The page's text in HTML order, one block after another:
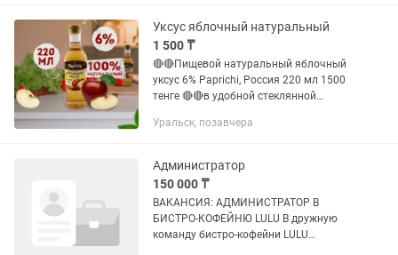
характеру- мы вас...
Уксус яблочный натуральный
1 500 ₸
🔴🔴Пищевой натуральный яблочный
уксус 6% Paprichi, Россия 220 мл 1500
тенге 🔴🔴в удобной стеклянной
и салатов, приготовления домашних
Уральск, позавчера
Администратор
150 000 ₸
ВАКАНСИЯ: АДМИНИСТРАТОР В
БИСТРО-КОФЕЙНЮ LULU В дружную
команду бистро-кофейни LULU